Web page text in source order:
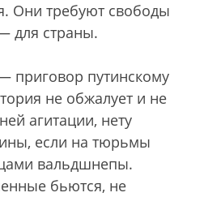
Они требуют свободы
для страны.
приговор путинскому
не обжалует и не
агитации, нету
если на тюрьмы
вальдшнепы.
бьются, не